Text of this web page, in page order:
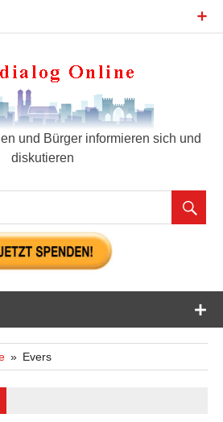
und Bürger informieren sich und
diskutieren
Evers